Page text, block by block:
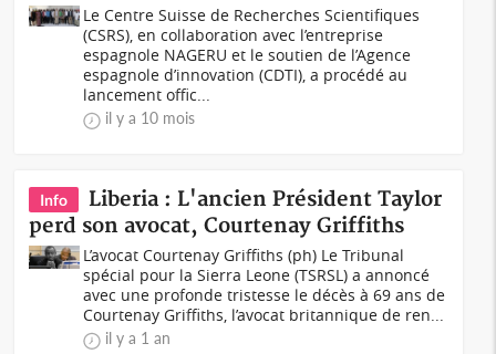
Le Centre Suisse de Recherches Scientifiques
(CSRS), en collaboration avec l’entreprise
espagnole NAGERU et le soutien de l’Agence
espagnole d’innovation (CDTI), a procédé au
lancement offic...
il y a 10 mois
Info
Liberia : L'ancien Président Taylor
perd son avocat, Courtenay Griffiths
L’avocat Courtenay Griffiths (ph) Le Tribunal
spécial pour la Sierra Leone (TSRSL) a annoncé
avec une profonde tristesse le décès à 69 ans de
Courtenay Griffiths, l’avocat britannique de ren...
il y a 1 an